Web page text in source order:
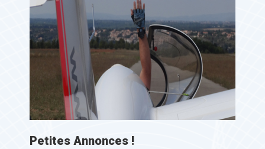
Petites Annonces !